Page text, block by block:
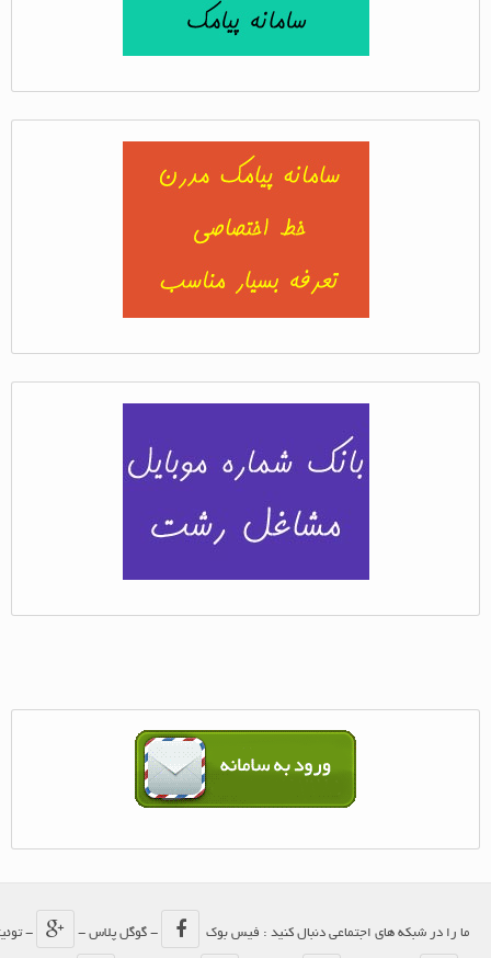
ما را در شبکه های اجتماعی دنبال کنید : فیس بوک - گوگل پلاس - - توئیتر